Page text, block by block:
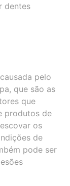
dentes
pelo
que são as
que
produtos de
os
de
pode ser